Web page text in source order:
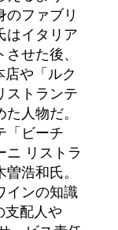
のファブリ
はイタリア
せた後、
や「ルク
ストランテ
人物だ。
「ビーチ
ニ リストラ
浩和氏。
インの知識
支配人や